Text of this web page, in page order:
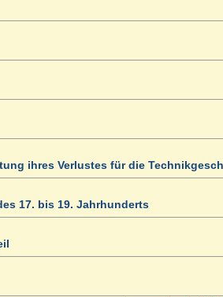
ihres Verlustes für die
17. bis 19. Jahrhunderts